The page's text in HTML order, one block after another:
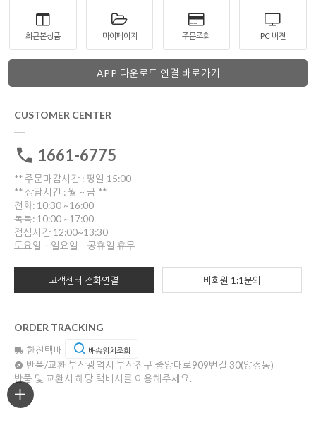
최근본상품 마이페이지 주문조회 PC 버젼
APP 다운로드 연결 바로가기
CUSTOMER CENTER
1661-6775
** 주문마감시간 : 평일 15:00
** 상담시간 : 월 ~ 금 **
전화: 10:30 ~16:00
톡톡: 10:00 ~17:00
점심시간 12:00~13:30
토요일ㆍ일요일ㆍ공휴일 휴무
고객센터 전화연결 비회원 1:1문의
ORDER TRACKING
한진택배 배송위치조회
반품/교환 부산광역시 부산진구 중앙대로909번길 30(양정동)
반품 및 교환시 해당 택배사를 이용해주세요.